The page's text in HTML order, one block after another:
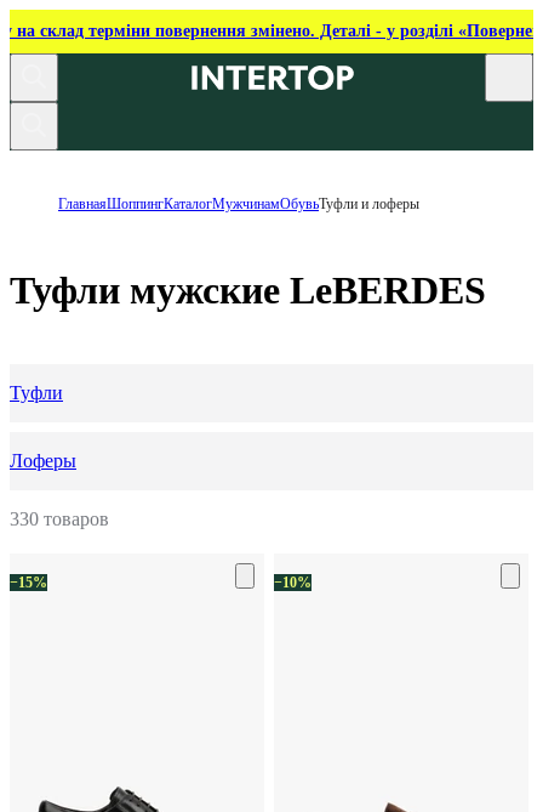
на склад терміни повернення змінено. Деталі - у розділі
ГлавнаяШоппингКаталогМужчинамОбувьТуфли и лоферы
Туфли мужские LeBERDES
Туфли
Лоферы
330 товаров
−15% −10%